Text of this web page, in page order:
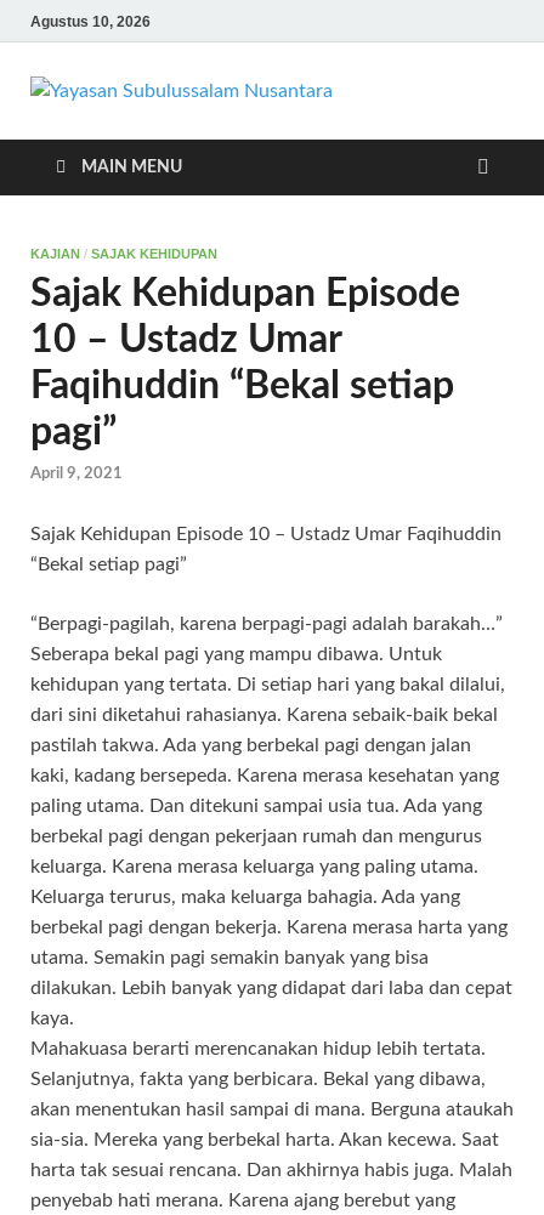
Agustus 10, 2026
Yayasan
Nusantara – Rumah
Tahfidz Zabisa (Zaid bin
MAIN MENU
KAJIAN / SAJAK KEHIDUPAN
Sajak Kehidupan Episode
10 – Ustadz Umar
Faqihuddin “Bekal setiap
pagi”
April 9, 2021
Sajak Kehidupan Episode 10 – Ustadz Umar Faqihuddin
“Bekal setiap pagi”
“Berpagi-pagilah, karena berpagi-pagi adalah barakah…”
Seberapa bekal pagi yang mampu dibawa. Untuk
kehidupan yang tertata. Di setiap hari yang bakal dilalui,
dari sini diketahui rahasianya. Karena sebaik-baik bekal
pastilah takwa. Ada yang berbekal pagi dengan jalan
kaki, kadang bersepeda. Karena merasa kesehatan yang
paling utama. Dan ditekuni sampai usia tua. Ada yang
berbekal pagi dengan pekerjaan rumah dan mengurus
keluarga. Karena merasa keluarga yang paling utama.
Keluarga terurus, maka keluarga bahagia. Ada yang
berbekal pagi dengan bekerja. Karena merasa harta yang
utama. Semakin pagi semakin banyak yang bisa
dilakukan. Lebih banyak yang didapat dari laba dan cepat
kaya.
Mahakuasa berarti merencanakan hidup lebih tertata.
Selanjutnya, fakta yang berbicara. Bekal yang dibawa,
akan menentukan hasil sampai di mana. Berguna ataukah
sia-sia. Mereka yang berbekal harta. Akan kecewa. Saat
harta tak sesuai rencana. Dan akhirnya habis juga. Malah
penyebab hati merana. Karena ajang berebut yang